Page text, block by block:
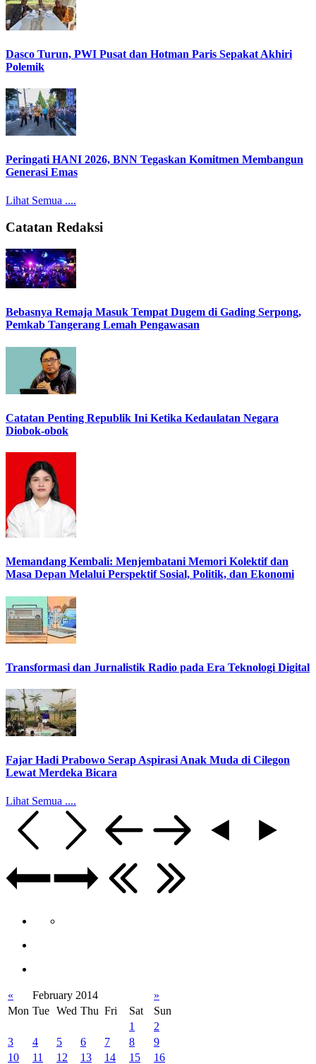
Dasco Turun, PWI Pusat dan Hotman Paris Sepakat Akhiri
Polemik
Peringati HANI 2026, BNN Tegaskan Komitmen Membangun
Generasi Emas
Lihat Semua ....
Catatan Redaksi
Bebasnya Remaja Masuk Tempat Dugem di Gading Serpong,
Pemkab Tangerang Lemah Pengawasan
Catatan Penting Republik Ini Ketika Kedaulatan Negara
Diobok-obok
Memandang Kembali: Menjembatani Memori Kolektif dan
Masa Depan Melalui Perspektif Sosial, Politik, dan Ekonomi
Transformasi dan Jurnalistik Radio pada Era Teknologi Digital
Fajar Hadi Prabowo Serap Aspirasi Anak Muda di Cilegon
Lewat Merdeka Bicara
Lihat Semua ....
« February 2014
»
Mon Tue Wed Thu Fri Sat
Sun
1
2
3
4 5 6 7 8
9
10
11 12 13 14 15
16